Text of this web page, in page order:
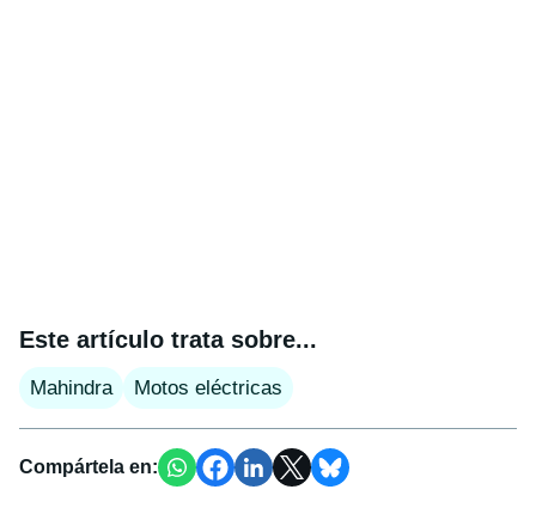
Este artículo trata sobre...
Mahindra Motos eléctricas
Compártela en: